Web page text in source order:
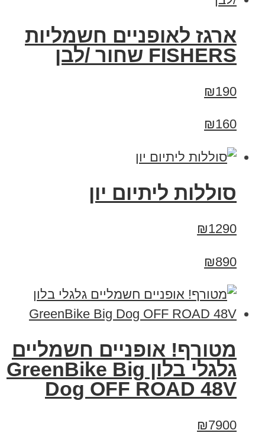
ארגז לאופניים חשמליות
FISHERS שחור /לבן
₪190
₪160
סוללות ליתיום יון
₪1290
₪890
מטורף! אופניים חשמליים
גלגלי בלון GreenBike Big
Dog OFF ROAD 48V
₪7900